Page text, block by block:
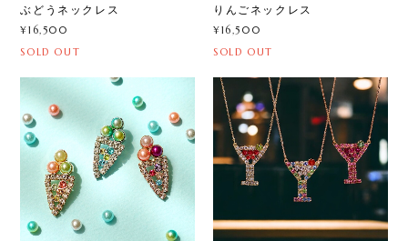
ぶどうネックレス
¥16,500
SOLD OUT
りんごネックレス
¥16,500
SOLD OUT